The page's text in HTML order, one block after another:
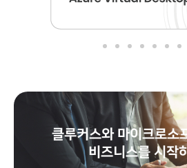
클루커스와 마이크로소
비즈니스를 시작